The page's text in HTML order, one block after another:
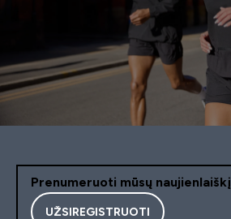
Prenumeruoti mūsų naujienlaiškį
UŽSIREGISTRUOTI